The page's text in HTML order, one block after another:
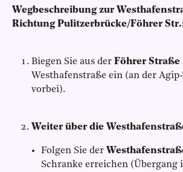
Wegbeschreibung zur
Richtung Pulitzerbrücke/Föhrer
Biegen Sie aus der Föhrer Straße
Westhafenstraße ein (an der
vorbei).
Weiter über die
Folgen Sie der
Schranke erreichen (Übergang